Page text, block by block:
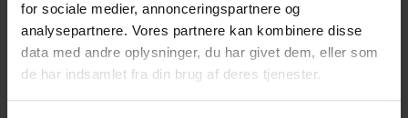
for sociale medier, annonceringspartnere og
analysepartnere. Vores partnere kan kombinere disse
data med andre oplysninger, du har givet dem, eller som
de har indsamlet fra din brug af deres tjenester.
Black Colour BCALLY LOOSE Black Colour BCANGELINE